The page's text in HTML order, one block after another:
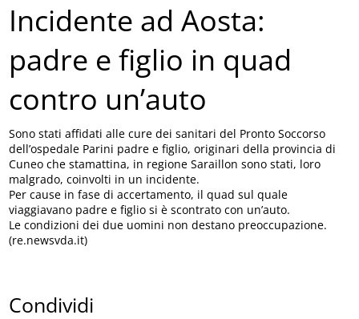
Incidente ad Aosta:
padre e figlio in quad
contro un’auto
Sono stati affidati alle cure dei sanitari del Pronto Soccorso
dell’ospedale Parini padre e figlio, originari della provincia di
Cuneo che stamattina, in regione Saraillon sono stati, loro
malgrado, coinvolti in un incidente.
Per cause in fase di accertamento, il quad sul quale
viaggiavano padre e figlio si è scontrato con un’auto.
Le condizioni dei due uomini non destano preoccupazione.
(re.newsvda.it)
Condividi